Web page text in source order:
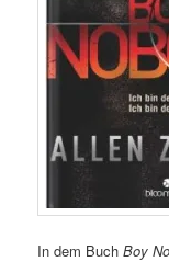
In dem BuchBoy